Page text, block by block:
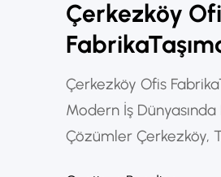
Çerkezköy
Çerkezköy Ofis
Modern İş
Çözümler Çerkezköy,